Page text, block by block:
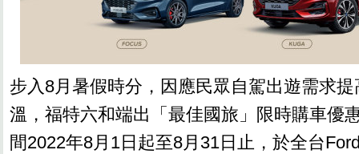
步入8月暑假時分，因應民眾自駕出遊需求
溫，福特六和端出「最佳國旅」限時購車優
間2022年8月1日起至8月31日止，於全台